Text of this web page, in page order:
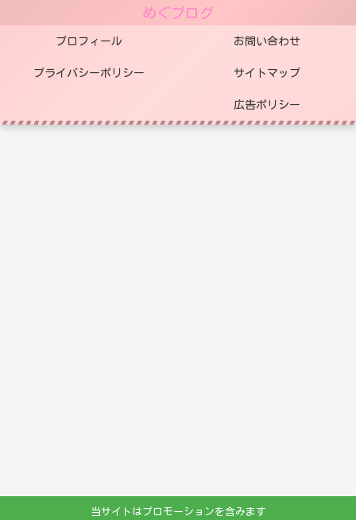
めぐブログ
プロフィール お問い合わせ
プライバシーポリシー サイトマップ
広告ポリシー
当サイトはプロモーションを含みます